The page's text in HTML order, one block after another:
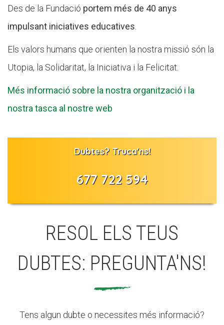
Des de la Fundació portem més de 40 anys
impulsant iniciatives educatives
Els valors humans que orienten la nostra missió són la
Utopia, la Solidaritat, la Iniciativa i la Felicitat.
Més informació sobre la nostra organització i la
nostra tasca al nostre web
Dubtes? Truca'ns!
677 722 594
RESOL ELS TEUS
DUBTES: PREGUNTA'NS!
Tens algun dubte o necessites més informació?